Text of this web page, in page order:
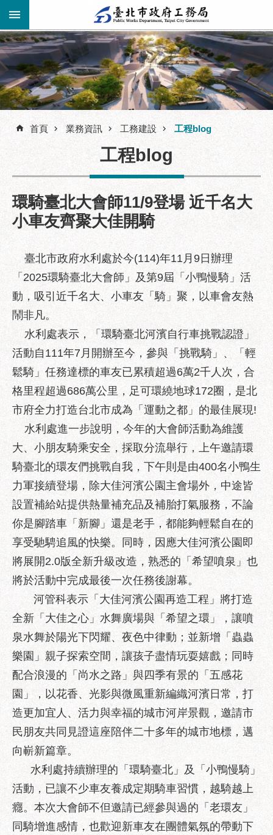
跳到主要內容區塊
進
階
搜
公
告
資
訊
服
機
關
介
業
務
訊
政
府
資
訊
開
優
良
事
蹟
影
音
專
區
性
別
流
化
性
騷
擾
防
治
廉
政
園
地
便
民
服
首頁 業務資訊 工務建設 工程blog
工程blog
環騎臺北大會師11/9登場 近千名大
小車友齊聚大佳開騎
臺北市政府水利處於今(114)年11月9日辦理
「2025環騎臺北大會師」及第9屆「小鴨慢騎」活
動，吸引近千名大、小車友「騎」聚，以車會友熱
鬧非凡。
水利處表示，「環騎臺北河濱自行車挑戰認證」
活動自111年7月開辦至今，參與「挑戰騎」、「輕
鬆騎」任務達標的車友已累積超過6萬2千人次，合
格里程超過686萬公里，足可環繞地球172圈，是北
市府全力打造台北市成為「運動之都」的最佳展現!
水利處進一步說明，今年的大會師活動為維護
大、小朋友騎乘安全，採取分流舉行，上午邀請環
騎臺北的環友們挑戰自我，下午則是由400名小鴨生
力軍接續登場，除大佳河濱公園主會場外，中途皆
設置補給站提供熱量補充品及補胎打氣服務，不論
你是腳踏車「新腳」還是老手，都能夠輕鬆自在的
享受馳騁追風的快樂。同時，因應大佳河濱公園即
將展開2.0版全新升級改造，熟悉的「希望噴泉」也
將於活動中完成最後一次任務後謝幕。
河管科表示「大佳河濱公園再造工程」將打造
全新「大佳之心」水舞廣場與「希望之環」，讓噴
泉水舞於陽光下閃耀、夜色中律動；並新增「蟲蟲
樂園」親子探索空間，讓孩子盡情玩耍嬉戲；同時
配合浪漫的「尚水之路」與四季有景的「五感花
園」，以花香、光影與微風重新編織河濱日常，打
造更加宜人、活力與幸福的城市河岸景觀，邀請市
民朋友共同見證這座陪伴二十多年的城市地標，邁
向嶄新篇章。
水利處持續辦理的「環騎臺北」及「小鴨慢騎」
活動，已讓不少車友養成定期騎車習慣，越騎越上
癮。本次大會師不但邀請已經參與過的「老環友」
同騎增進感情，也歡迎新車友在團體氣氛的帶動下